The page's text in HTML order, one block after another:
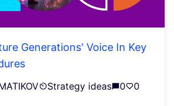
Generations' Voice In Key
Strategy ideas 0 0